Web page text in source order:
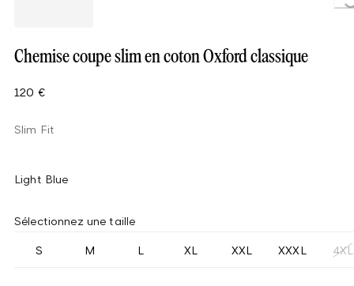
Chemise coupe slim en coton Oxford classique
120 €
Slim Fit
Light Blue
Sélectionnez une taille
S M L XL XXL XXXL 4XL